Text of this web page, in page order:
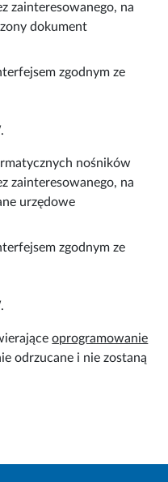
zainteresowanego, na
dokument
zgodnym ze
nośników
zainteresowanego, na
urzędowe
zgodnym ze
oprogramowanie
odrzucane i nie zostaną